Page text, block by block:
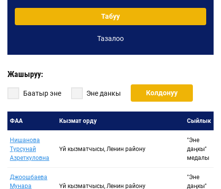
Жарлыктын датасынан:
Сыйлыкты тандоо
Негизги сөз
Табуу
Тазалоо
Жашыруу:
Баатыр эне Эне данкы Колдонуу
ФАА Кызмат орду Сыйлык
Нишанова
Турсунай
Азреткуловна
Үй кызматчысы, Ленин району
"Эне
даңкы"
медалы
Джоошбаева
Мунара
Үй кызматчысы, Ленин району
"Эне
даңкы"